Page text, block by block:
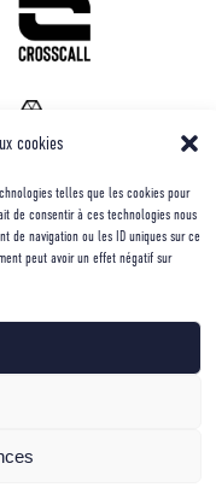
cookies
telles que les cookies pour
de consentir à ces technologies nous
de navigation ou les ID uniques sur ce
peut avoir un effet négatif sur